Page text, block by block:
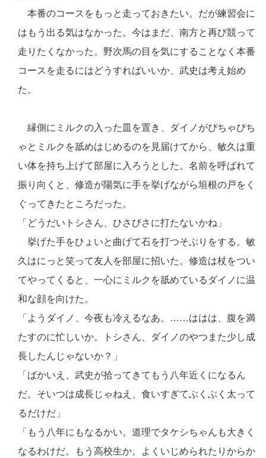
本番のコースをもっと走っておきたい。だが練習会に
はもう出る気はなかった。今はまだ、南方と再び競って
走りたくなかった。野次馬の目を気にすることなく本番
コースを走るにはどうすればいいか、武史は考え始め
た。
縁側にミルクの入った皿を置き、ダイノがぴちゃぴち
ゃとミルクを舐めはじめるのを見届けてから、敏久は重
い体を持ち上げて部屋に入ろうとした。名前を呼ばれて
振り向くと、修造が陽気に手を挙げながら垣根の戸をく
ぐってきたところだった。
「どうだいトシさん、ひさびさに打たないかね」
挙げた手をひょいと曲げて石を打つそぶりをする。敏
久はにっと笑って友人を部屋に招いた。修造は杖をつい
てやってくると、一心にミルクを舐めているダイノに温
和な顔を向けた。
「ようダイノ、今夜も冷えるなあ。……ははは、腹を満
たすのに忙しいか。トシさん、ダイノのやつまた少し成
長したんじゃないか？」
「ばかいえ、武史が拾ってきてもう八年近くになるん
だ。そいつは成長じゃねえ、食いすぎてぶくぶく太って
るだけだ」
「もう八年にもなるかい。道理でタケシちゃんも大きく
なるわけだ。もう高校生か。よくいじめられたりからか